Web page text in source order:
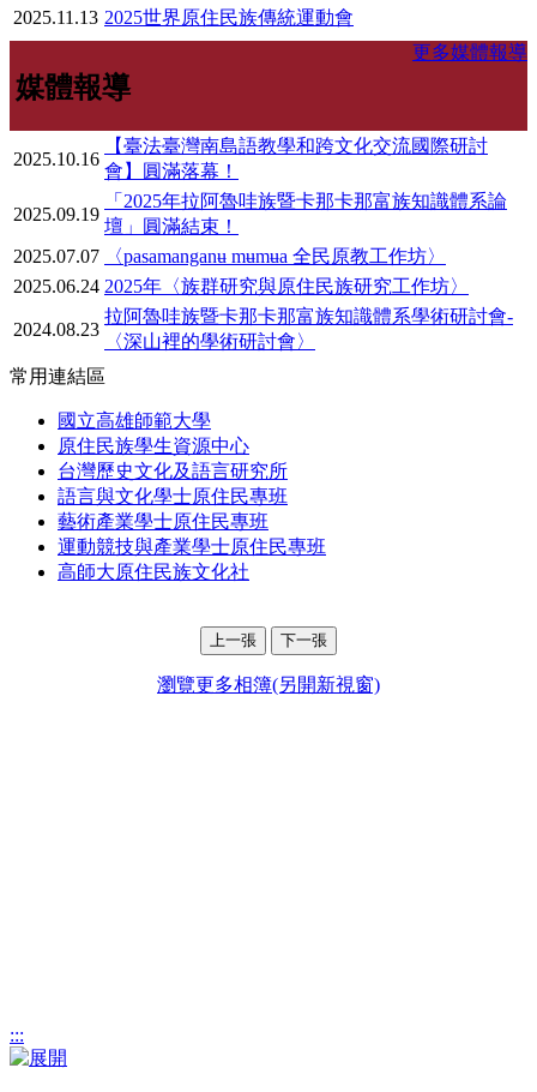
2025.11.13 2025世界原住民族傳統運動會
媒體報導
更多媒體報導
2025.10.16
【臺法臺灣南島語教學和跨文化交流國際研討
會】圓滿落幕！
2025.09.19
「2025年拉阿魯哇族暨卡那卡那富族知識體系論
壇」圓滿結束！
2025.07.07
〈pasamanganʉ mʉmʉa 全民原教工作坊〉
2025.06.24 2025年〈族群研究與原住民族研究工作坊〉
2024.08.23
拉阿魯哇族暨卡那卡那富族知識體系學術研討會-
〈深山裡的學術研討會〉
常用連結區
國立高雄師範大學
原住民族學生資源中心
台灣歷史文化及語言研究所
語言與文化學士原住民專班
藝術產業學士原住民專班
運動競技與產業學士原住民專班
高師大原住民族文化社
上一張 下一張
瀏覽更多相簿(另開新視窗)
:::